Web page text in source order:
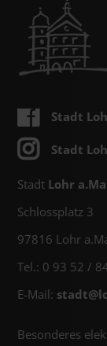
Stadt
Stadt
Stadt Lohr
Schlossplatz 3
97816 Lohr
Tel.: 0 93 52 /
E-Mail: stadt@
Besonderes